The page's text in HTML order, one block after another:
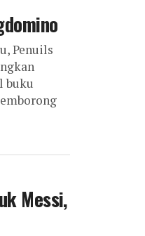
Penuils
buku
Messi,